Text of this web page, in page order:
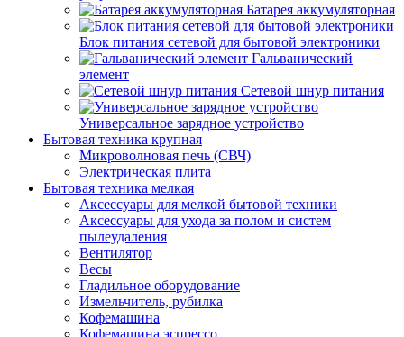
Батарея аккумуляторная
Блок питания сетевой для бытовой электроники
Гальванический
элемент
Сетевой шнур питания
Универсальное зарядное устройство
Бытовая техника крупная
Микроволновая печь (СВЧ)
Электрическая плита
Бытовая техника мелкая
Аксессуары для мелкой бытовой техники
Аксессуары для ухода за полом и систем
пылеудаления
Вентилятор
Весы
Гладильное оборудование
Измельчитель, рубилка
Кофемашина
Кофемашина эспрессо